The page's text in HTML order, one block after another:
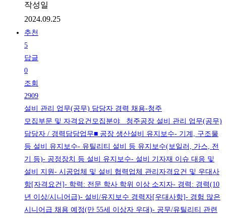
작성일
2024.09.25
추천
5
답글
0
조회
2909
설비 관리 업무(공무) 담당자 경력 채용-청주
모집부문 및 자격요건모집분야 청주공장 설비 관리 업무(공무)
담당자 / 경력담당업무■ 공장 생산설비 유지보수- 기계, 구조물
등 설비 유지보수- 유틸리티 설비 등 유지보수(보일러, 가스, 전
기 등)- 공정장치 등 설비 유지보수- 설비 기자재 이슈 대응 및
설비 지원- 시공업체 및 설비 협력업체 관리자격요건 및 우대사
항[자격요건]- 학력: 전문 학사 학위 이상 소지자- 경력: 경력(10
년 이상/시니어급)- 설비/유지보수 경력자[우대사항]- 경험 많은
시니어급 채용 예정(만 55세 이상자 우대)- 공무/유틸리티 관련